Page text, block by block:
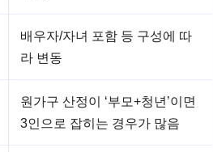
배우자/자녀 포함 등 구성에 따
라 변동
원가구 산정이 ‘부모+청년’이면
3인으로 잡히는 경우가 많음